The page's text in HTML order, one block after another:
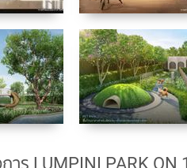
าร LUMPINI PARK ON